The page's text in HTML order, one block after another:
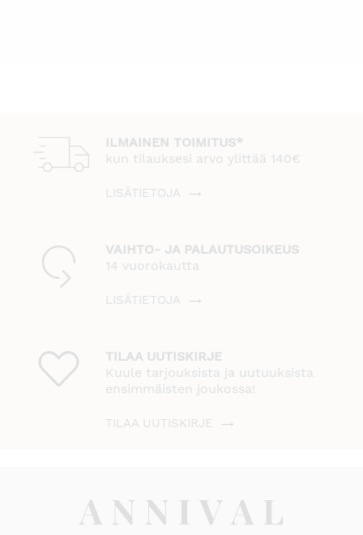
ILMAINEN TOIMITUS*
kun tilauksesi arvo ylittää 140€
LISÄTIETOJA
VAIHTO- JA PALAUTUSOIKEUS
14 vuorokautta
LISÄTIETOJA
TILAA UUTISKIRJE
Kuule tarjouksista ja uutuuksista
ensimmäisten joukossa!
TILAA UUTISKIRJE